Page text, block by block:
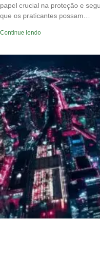
papel crucial na proteção e
que os praticantes possam…
Continue lendo